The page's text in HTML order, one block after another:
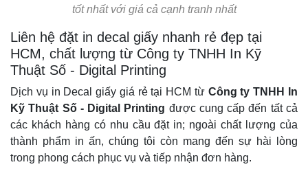
tốt nhất với giá cả cạnh tranh nhất
Liên hệ đặt in decal giấy nhanh rẻ đẹp tại
HCM, chất lượng từ Công ty TNHH In Kỹ
Thuật Số - Digital Printing
Dịch vụ in Decal giấy giá rẻ tại HCM từ Công ty TNHH In
Kỹ Thuật Số - Digital Printing được cung cấp đến tất cả
các khách hàng có nhu cầu đặt in; ngoài chất lượng của
thành phẩm in ấn, chúng tôi còn mang đến sự hài lòng
trong phong cách phục vụ và tiếp nhận đơn hàng.